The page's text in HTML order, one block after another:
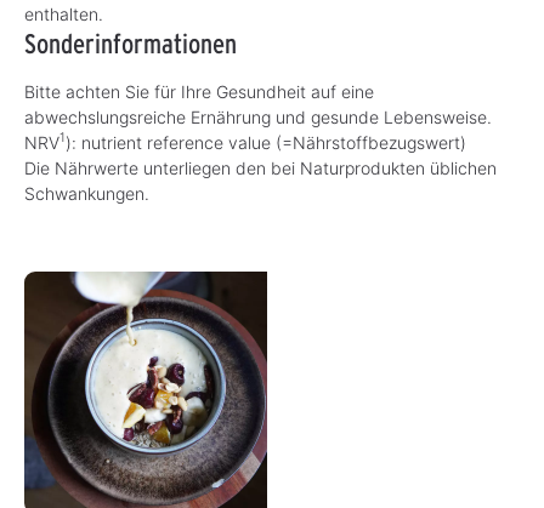
enthalten.
Sonderinformationen
Bitte achten Sie für Ihre Gesundheit auf eine
abwechslungsreiche Ernährung und gesunde Lebensweise.
NRV1 ): nutrient reference value (=Nährstoffbezugswert)
Die Nährwerte unterliegen den bei Naturprodukten üblichen
Schwankungen.